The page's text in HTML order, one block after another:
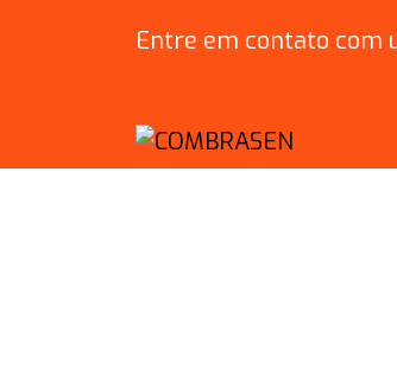
Entre em contato com